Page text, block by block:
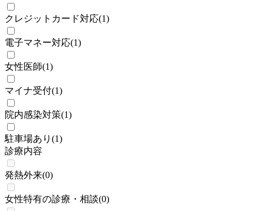
クレジットカード対応(1)
電子マネー対応(1)
女性医師(1)
マイナ受付(1)
院内感染対策(1)
駐車場あり (1)
診療内容
発熱外来(0)
女性特有の診療・相談(0)